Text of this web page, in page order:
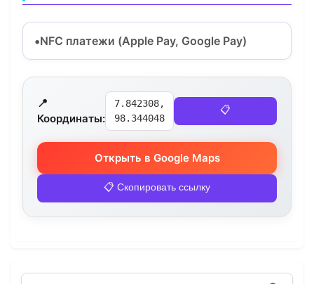
NFC платежи (Apple Pay, Google Pay)
📍
Координаты:
7.842308,
98.344048
📋
Открыть в Google Maps
📋 Скопировать ссылку